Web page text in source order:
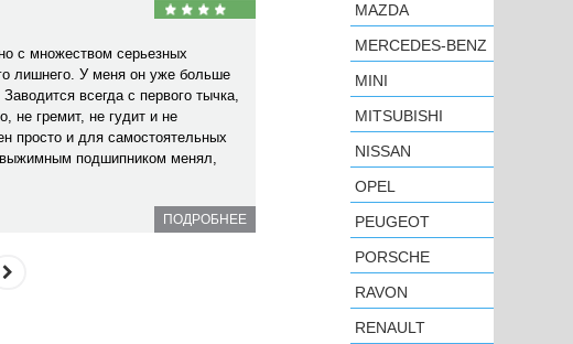
с множеством серьезных
лишнего. У меня он уже больше
всегда с первого тычка,
не гремит, не гудит и не
просто и для самостоятельных
выжимным подшипником менял,
ПОДРОБНЕЕ
MAZDA
MERCEDES-BENZ
MINI
MITSUBISHI
NISSAN
OPEL
PEUGEOT
PORSCHE
RAVON
RENAULT